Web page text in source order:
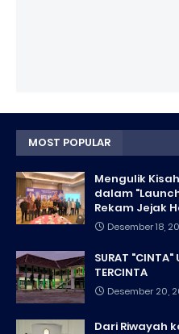
MOST POPULAR
Mengulik
dalam
Rekam Jejak
Desember 18,
SURAT "CINTA"
TERCINTA
Desember 20,
Dari Riwayah